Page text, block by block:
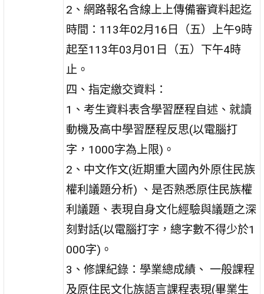
2、網路報名含線上上傳備審資料起迄
時間：113年02月16日（五）上午9時
起至113年03月01日（五）下午4時
止。
四、指定繳交資料：
1、考生資料表含學習歷程自述、就讀
動機及高中學習歷程反思(以電腦打
字，1000字為上限)。
2、中文作文(近期重大國內外原住民族
權利議題分析) 、是否熟悉原住民族權
利議題、表現自身文化經驗與議題之深
刻對話(以電腦打字，總字數不得少於1
000字)。
3、修課紀錄：學業總成績、 一般課程
及原住民文化族語言課程表現(畢業生